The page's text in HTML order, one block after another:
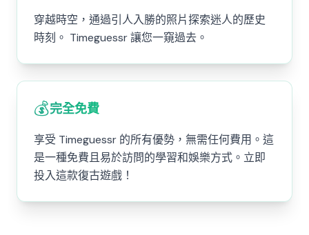
穿越時空，通過引人入勝的照片探索迷人的歷史
時刻。 Timeguessr 讓您一窺過去。
💰完全免費
享受 Timeguessr 的所有優勢，無需任何費用。這
是一種免費且易於訪問的學習和娛樂方式。立即
投入這款復古遊戲！